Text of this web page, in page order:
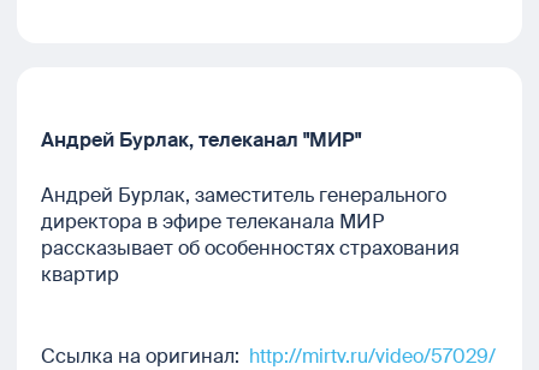
Андрей Бурлак, телеканал "МИР"
Андрей Бурлак, заместитель генерального
директора в эфире телеканала МИР
рассказывает об особенностях страхования
квартир
Ссылка на оригинал: http://mirtv.ru/video/57029/